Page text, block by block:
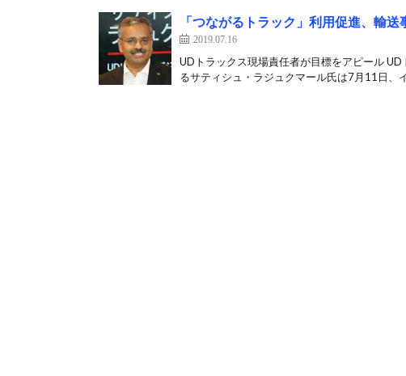
「つながるトラック」利用促進、輸
2019.07.16
UDトラックス現場責任者が目標をアピール
るサティシュ・ラジュクマール氏は7月11日、